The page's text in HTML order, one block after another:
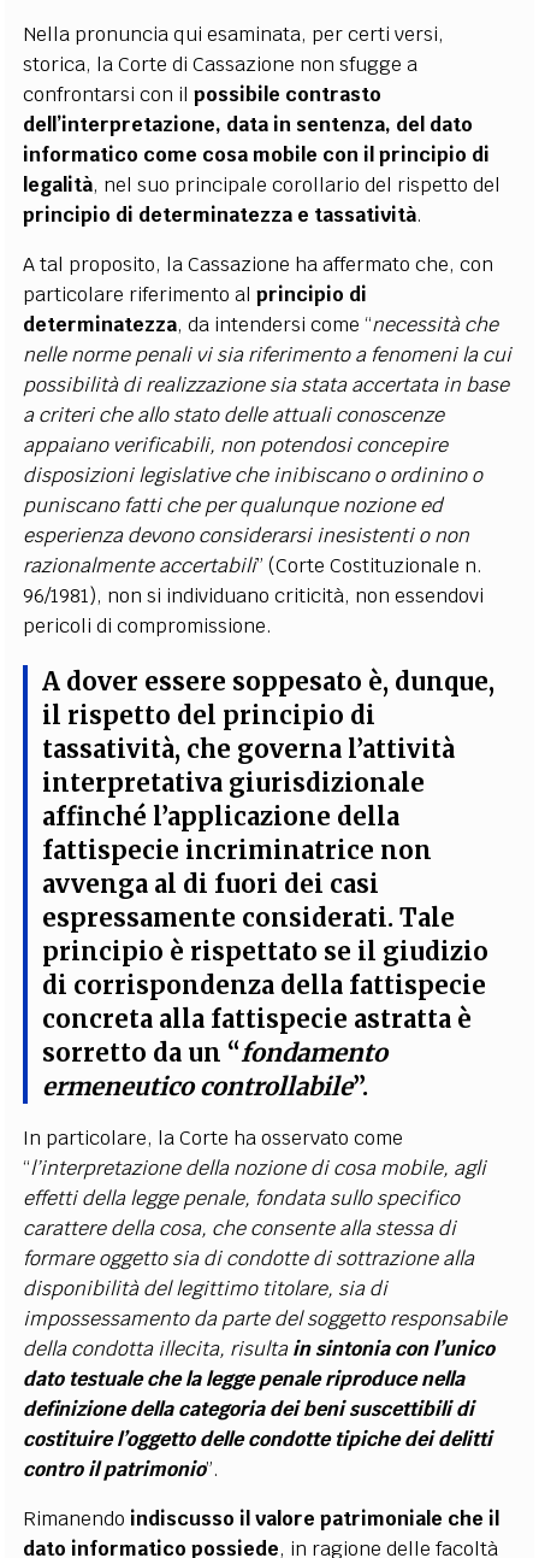
Nella pronuncia qui esaminata, per certi versi,
storica, la Corte di Cassazione non sfugge a
confrontarsi con ilpossibile contrasto
dell’interpretazione, data in sentenza, del dato
informatico come cosa mobile con il principio di
legalità, nel suo principale corollario del rispetto del
principio di determinatezza e tassatività.
A tal proposito, la Cassazione ha affermato che, con
particolare riferimento alprincipio di
determinatezza, da intendersi come “necessità che
nelle norme penali vi sia riferimento a fenomeni la cui
possibilità di realizzazione sia stata accertata in base
a criteri che allo stato delle attuali conoscenze
appaiano verificabili, non potendosi concepire
disposizioni legislative che inibiscano o ordinino o
puniscano fatti che per qualunque nozione ed
esperienza devono considerarsi inesistenti o non
razionalmente accertabili” (Corte Costituzionale n.
96/1981), non si individuano criticità, non essendovi
pericoli di compromissione.
A dover essere soppesato è, dunque,
il rispetto del principio di
tassatività, che governa l’attività
interpretativa giurisdizionale
affinché l’applicazione della
fattispecie incriminatrice non
avvenga al di fuori dei casi
espressamente considerati. Tale
principio è rispettato se il giudizio
di corrispondenza della fattispecie
concreta alla fattispecie astratta è
sorretto da un “fondamento
ermeneutico controllabile”.
In particolare, la Corte ha osservato come
“l’interpretazione della nozione di cosa mobile, agli
effetti della legge penale, fondata sullo specifico
carattere della cosa, che consente alla stessa di
formare oggetto sia di condotte di sottrazione alla
disponibilità del legittimo titolare, sia di
impossessamento da parte del soggetto responsabile
della condotta illecita, risultain sintonia con l’unico
dato testuale che la legge penale riproduce nella
definizione della categoria dei beni suscettibili di
costituire l’oggetto delle condotte tipiche dei delitti
contro il patrimonio”.
Rimanendo indiscusso il valore patrimoniale che il
dato informatico possiede, in ragione delle facoltà